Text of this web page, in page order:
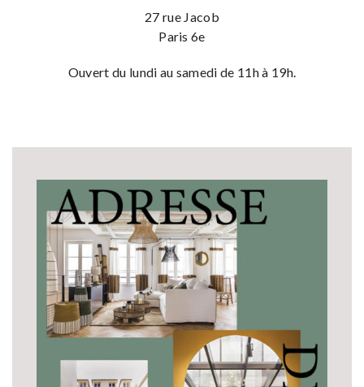
27 rue Jacob
Paris 6e
Ouvert du lundi au samedi de 11h à 19h.